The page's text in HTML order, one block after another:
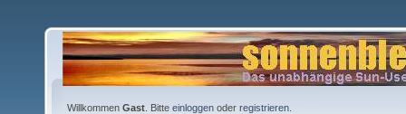
Willkommen Gast . Bitte einloggen oder registrieren